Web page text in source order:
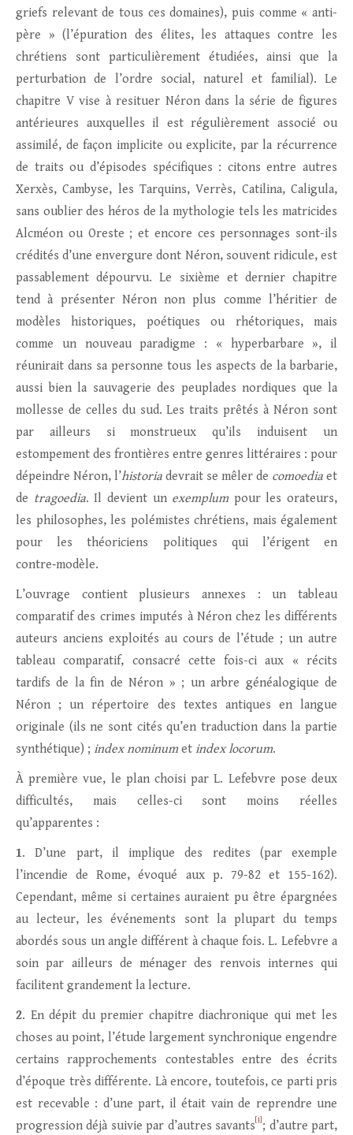
griefs relevant de tous ces domaines), puis comme « anti-
père » (l’épuration des élites, les attaques contre les
chrétiens sont particulièrement étudiées, ainsi que la
perturbation de l’ordre social, naturel et familial). Le
chapitre V vise à resituer Néron dans la série de figures
antérieures auxquelles il est régulièrement associé ou
assimilé, de façon implicite ou explicite, par la récurrence
de traits ou d’épisodes spécifiques : citons entre autres
Xerxès, Cambyse, les Tarquins, Verrès, Catilina, Caligula,
sans oublier des héros de la mythologie tels les matricides
Alcméon ou Oreste ; et encore ces personnages sont-ils
crédités d’une envergure dont Néron, souvent ridicule, est
passablement dépourvu. Le sixième et dernier chapitre
tend à présenter Néron non plus comme l’héritier de
modèles historiques, poétiques ou rhétoriques, mais
comme un nouveau paradigme : « hyperbarbare », il
réunirait dans sa personne tous les aspects de la barbarie,
aussi bien la sauvagerie des peuplades nordiques que la
mollesse de celles du sud. Les traits prêtés à Néron sont
par ailleurs si monstrueux qu’ils induisent un
estompement des frontières entre genres littéraires : pour
dépeindre Néron, l’historia devrait se mêler de comoedia et
de tragoedia. Il devient un exemplumpour les orateurs,
les philosophes, les polémistes chrétiens, mais également
pour les théoriciens politiques qui l’érigent en
contre‑modèle.
L’ouvrage contient plusieurs annexes : un tableau
comparatif des crimes imputés à Néron chez les différents
auteurs anciens exploités au cours de l’étude ; un autre
tableau comparatif, consacré cette fois-ci aux « récits
tardifs de la fin de Néron » ; un arbre généalogique de
Néron ; un répertoire des textes antiques en langue
originale (ils ne sont cités qu’en traduction dans la partie
synthétique) ; index nominumet index locorum.
À première vue, le plan choisi par L. Lefebvre pose deux
difficultés, mais celles-ci sont moins réelles
qu’apparentes :
1. D’une part, il implique des redites (par exemple
l’incendie de Rome, évoqué aux p. 79-82 et 155-162).
Cependant, même si certaines auraient pu être épargnées
au lecteur, les événements sont la plupart du temps
abordés sous un angle différent à chaque fois. L. Lefebvre a
soin par ailleurs de ménager des renvois internes qui
facilitent grandement la lecture.
2. En dépit du premier chapitre diachronique qui met les
choses au point, l’étude largement synchronique engendre
certains rapprochements contestables entre des écrits
d’époque très différente. Là encore, toutefois, ce parti pris
est recevable : d’une part, il était vain de reprendre une
progression déjà suivie par d’autres savants[1]; d’autre part,